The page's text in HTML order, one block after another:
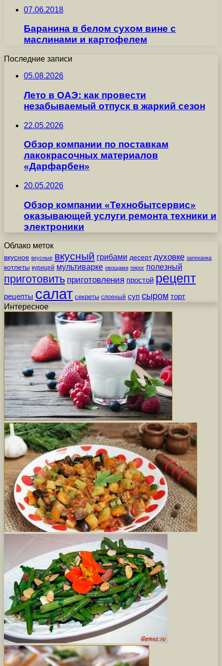
07.06.2018
Баранина в белом сухом вине с
маслинами и картофелем
Последние записи
05.08.2026
Лето в ОАЭ: как провести
незабываемый отпуск в жаркий сезон
22.05.2026
Обзор компании по поставкам
лакокрасочных материалов
«Дарфарбен»
20.05.2026
Обзор компании «Технобытсервис»
оказывающей услуги ремонта техники и
электроники
Облако меток
вкусное вкусные вкусный грибами десерт духовке запеканка
котлеты курицей мультиварке овощами пирог полезный
приготовить приготовления простой рецепт
рецепты салат секреты слоеный суп сыром торт
Интересное